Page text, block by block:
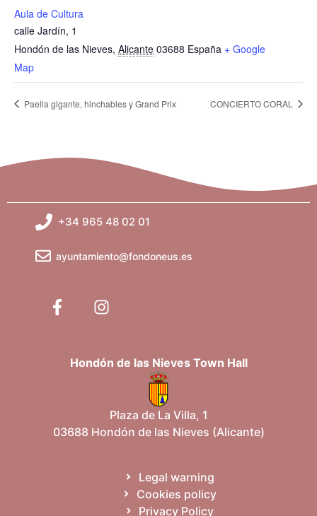
Aula de Cultura
calle Jardín, 1
Hondón de las Nieves, Alicante 03688 España + Google
Map
Paella gigante, hinchables y Grand Prix CONCIERTO CORAL
+34 965 48 02 01
ayuntamiento@fondoneus.es
Hondón de las Nieves Town Hall
Plaza de La Villa, 1
03688 Hondón de las Nieves (Alicante)
Legal warning
Cookies policy
Privacy Policy